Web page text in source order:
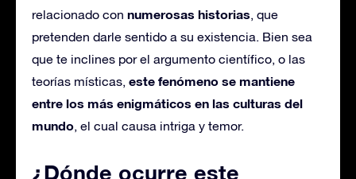
relacionado con numerosas historias, que
pretenden darle sentido a su existencia. Bien sea
que te inclines por el argumento científico, o las
teorías místicas, este fenómeno se mantiene
entre los más enigmáticos en las culturas del
mundo, el cual causa intriga y temor.
¿Dónde ocurre este